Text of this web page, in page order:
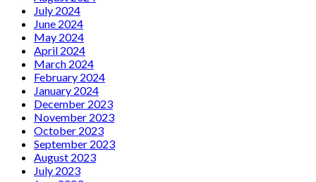
July 2024
June 2024
May 2024
April 2024
March 2024
February 2024
January 2024
December 2023
November 2023
October 2023
September 2023
August 2023
July 2023